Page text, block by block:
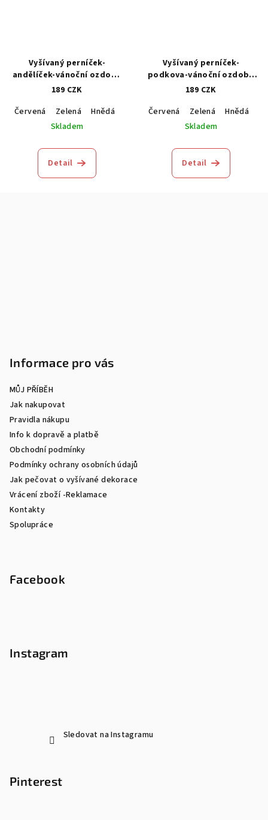
Vyšívaný perníček-
andělíček-vánoční ozdoba
1kus
189 CZK
Červená
Zelená Hnědá
Modrá
Skladem
Detail
Vyšívaný perníček-
podkova-vánoční ozdoba
1kus
189 CZK
Červená
Zelená Hnědá
Skladem
Detail
Informace pro vás
MŮJ PŘÍBĚH
Jak nakupovat
Pravidla nákupu
Info k dopravě a platbě
Obchodní podmínky
Podmínky ochrany osobních údajů
Jak pečovat o vyšívané dekorace
Vrácení zboží -Reklamace
Kontakty
Spolupráce
Facebook
Instagram
Sledovat na Instagramu
Pinterest